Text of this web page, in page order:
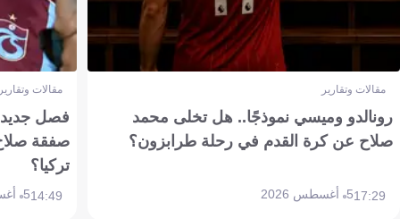
مقالات وتقارير
رونالدو وميسي نموذجًا.. هل تخلى محمد
صلاح عن كرة القدم في رحلة طرابزون؟
17:295 أغسطس 2026
مقالات
فصل جديد
صفقة
تركيا؟
14:495 أغسطس 2026